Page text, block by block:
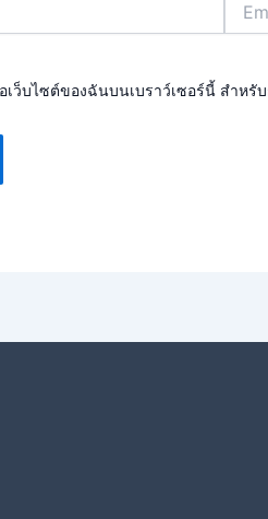
ว็บไซต์ของฉันบนเบราว์เซอร์นี้ สำหรั